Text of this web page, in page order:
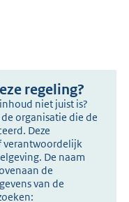
regeling?
niet juist is?
organisatie die de
Deze
verantwoordelijk
De naam
de
van de